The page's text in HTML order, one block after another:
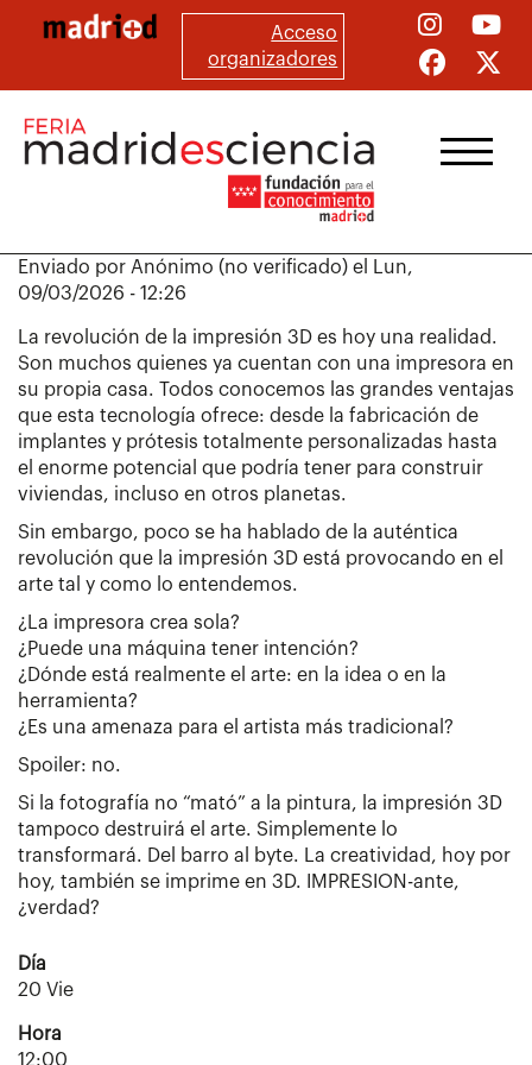
principal
Acceso
organizadores
Enviado por Anónimo (no verificado) el
Lun,
09/03/2026 - 12:26
La revolución de la impresión 3D es hoy una realidad.
Son muchos quienes ya cuentan con una impresora en
su propia casa. Todos conocemos las grandes ventajas
que esta tecnología ofrece: desde la fabricación de
implantes y prótesis totalmente personalizadas hasta
el enorme potencial que podría tener para construir
viviendas, incluso en otros planetas.
Sin embargo, poco se ha hablado de la auténtica
revolución que la impresión 3D está provocando en el
arte tal y como lo entendemos.
¿La impresora crea sola?
¿Puede una máquina tener intención?
¿Dónde está realmente el arte: en la idea o en la
herramienta?
¿Es una amenaza para el artista más tradicional?
Spoiler: no.
Si la fotografía no “mató” a la pintura, la impresión 3D
tampoco destruirá el arte. Simplemente lo
transformará. Del barro al byte. La creatividad, hoy por
hoy, también se imprime en 3D. IMPRESION-ante,
¿verdad?
Día
20 Vie
Hora
12:00